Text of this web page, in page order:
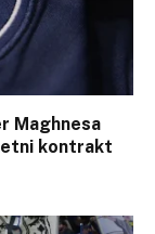
Maghnesa
kontrakt